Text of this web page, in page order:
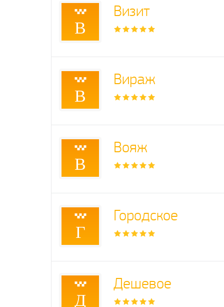
В
Визит
В
Вираж
В
Вояж
Г
Городское
Д
Дешевое